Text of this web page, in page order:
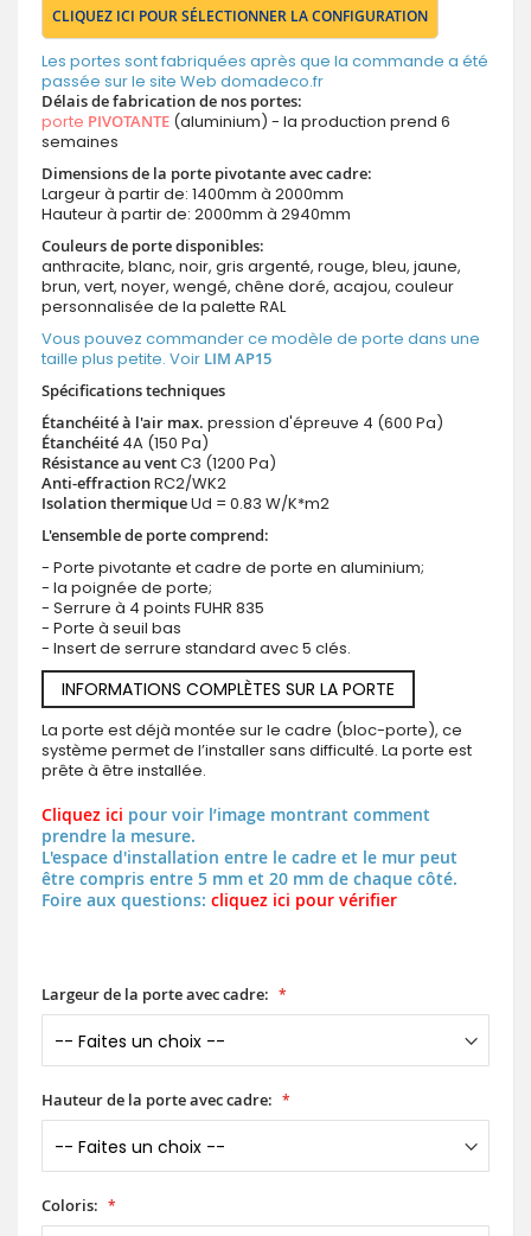
CLIQUEZ ICI POUR SÉLECTIONNER LA CONFIGURATION
Les portes sont fabriquées après que la commande a été
passée sur le site Web domadeco.fr
Délais de fabrication de nos portes:
porte PIVOTANTE (aluminium) - la production prend 6
semaines
Dimensions de la porte pivotante avec cadre:
Largeur à partir de: 1400mm à 2000mm
Hauteur à partir de: 2000mm à 2940mm
Couleurs de porte disponibles:
anthracite, blanc, noir, gris argenté, rouge, bleu, jaune,
brun, vert, noyer, wengé, chêne doré, acajou, couleur
personnalisée de la palette RAL
Vous pouvez commander ce modèle de porte dans une
taille plus petite. Voir LIM AP15
Spécifications techniques
Étanchéité à l'air max. pression d'épreuve 4 (600 Pa)
Étanchéité 4A (150 Pa)
Résistance au ventC3 (1200 Pa)
Anti-effractionRC2/WK2
Isolation thermiqueUd = 0.83 W/K*m2
L'ensemble de porte comprend:
- Porte pivotante et cadre de porte en aluminium;
- la poignée de porte;
- Serrure à 4 points FUHR 835
- Porte à seuil bas
- Insert de serrure standard avec 5 clés.
INFORMATIONS COMPLÈTES SUR LA PORTE
La porte est déjà montée sur le cadre (bloc-porte), ce
système permet de l’installer sans difficulté. La porte est
prête à être installée.
Cliquez ici pour voir l’image montrant comment
prendre la mesure.
L'espace d'installation entre le cadre et le mur peut
être compris entre 5 mm et 20 mm de chaque côté.
Foire aux questions: cliquez ici pour vérifier
Largeur de la porte avec cadre:
Hauteur de la porte avec cadre:
Coloris: